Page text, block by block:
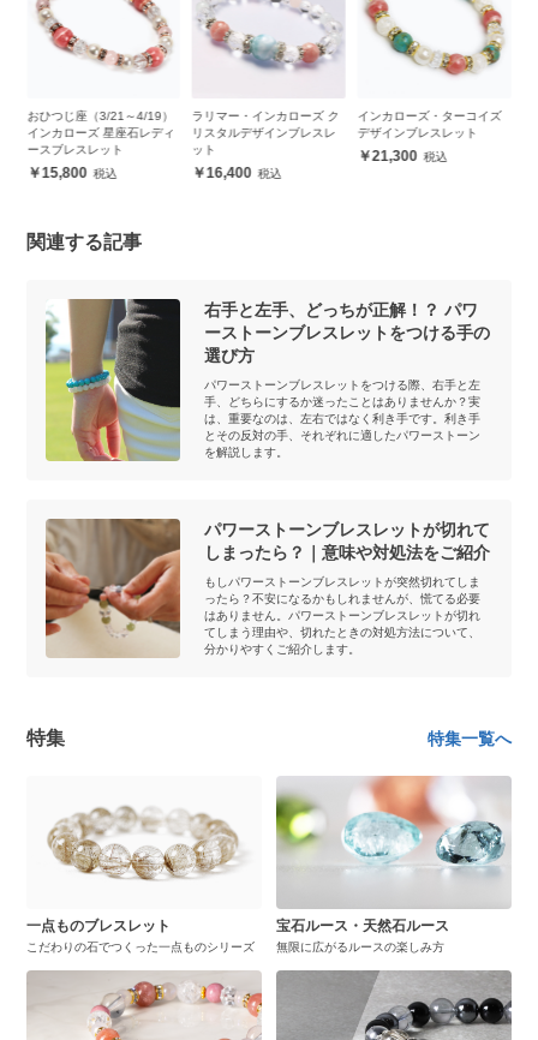
4/19）
レディ
ラリマー・インカローズ ク
リスタルデザインブレスレ
ット
16,400
インカローズ・ターコイズ
デザインブレスレット
インカローズ・ローズク
ーツ デザインブレスレッ
13,100
関連する記事
右手と左手、どっちが正解！？ パワ
ーストーンブレスレットをつける手の
選び方
パワーストーンブレスレットをつける際、右手と左
手、どちらにするか迷ったことはありませんか？実
は、重要なのは、左右ではなく利き手です。利き手
とその反対の手、それぞれに適したパワーストーン
を解説します。
パワーストーンブレスレットが切れて
しまったら？｜意味や対処法をご紹介
もしパワーストーンブレスレットが突然切れてしま
ったら？不安になるかもしれませんが、慌てる必要
はありません。パワーストーンブレスレットが切れ
てしまう理由や、切れたときの対処方法について、
分かりやすくご紹介します。
特集 特集一覧へ
一点ものブレスレット
こだわりの石でつくった一点ものシリーズ
宝石ルース・天然石ルース
無限に広がるルースの楽しみ方